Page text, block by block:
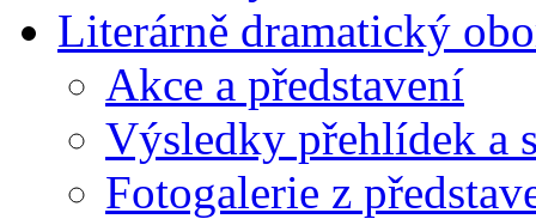
Literárně dramatický
Akce a představení
Výsledky přehlídek a
Fotogalerie z